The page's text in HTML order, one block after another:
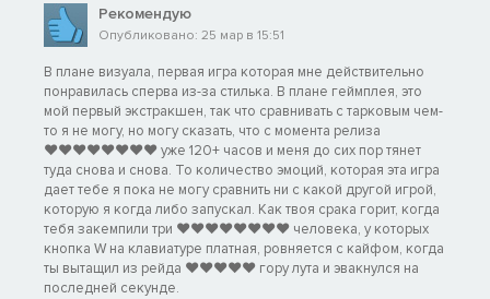
фракциями, каждая из которых не поскупится, ради того
чтобы расширить свое влияние на Тау Кита. Выполняя их
улучшений, таких как апгрейды оболочки Бегуна, усиленная
стартовая экипировка, расширенное хранилище и
специализированные товары в обмен на лишнюю добычу.
РЕКОНСТРУКЦИЯ ИСТИНЫ
Рекомендую
Опубликовано: 25 мар в 15:51
В плане визуала, первая игра которая мне действительно
понравилась сперва из-за стилька. В плане геймплея, это
мой первый экстракшен, так что сравнивать с тарковым чем-
то я не могу, но могу сказать, что с момента релиза
♥♥♥♥♥♥♥♥ уже 120+ часов и меня до сих пор тянет
туда снова и снова. То количество эмоций, которая эта игра
дает тебе я пока не могу сравнить ни с какой другой игрой,
которую я когда либо запускал. Как твоя срака горит, когда
тебя закемпили три ♥♥♥♥♥♥♥♥ человека, у которых
кнопка W на клавиатуре платная, ровняется с кайфом, когда
ты вытащил из рейда ♥♥♥♥♥ гору лута и эвакнулся на
последней секунде.